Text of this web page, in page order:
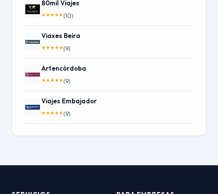
80mil Viajes
★★★★★(10)
Viaxes Beira
★★★★★(9)
Artencórdoba
★★★★★(9)
Viajes Embajador
★★★★★(9)